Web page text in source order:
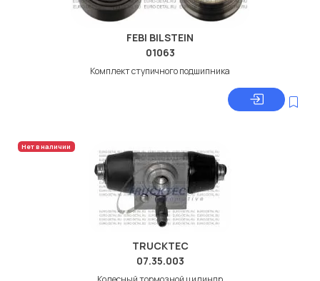
FEBI BILSTEIN
01063
Комплект ступичного подшипника
Нет в наличии
TRUCKTEC
07.35.003